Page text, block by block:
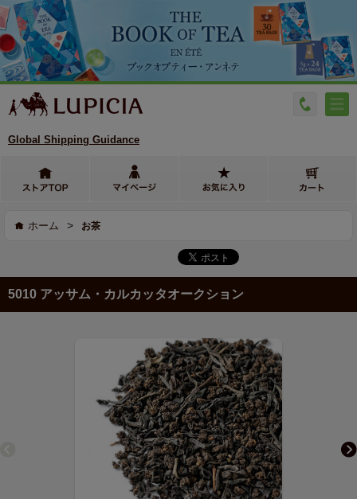
Global Shipping Guidance
ホーム > お茶
5010 アッサム・カルカッタオークション